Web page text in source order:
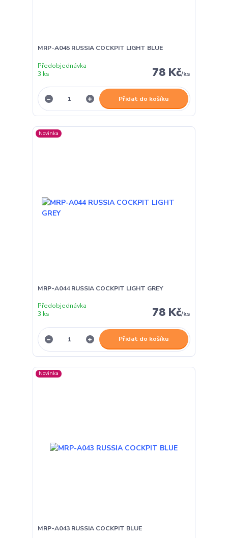
MRP-A045 RUSSIA COCKPIT LIGHT BLUE
78 Kč/ks
Předobjednávka
3 ks
Přidat do košíku
Novinka
MRP-A044 RUSSIA COCKPIT LIGHT GREY
78 Kč/ks
Předobjednávka
3 ks
Přidat do košíku
Novinka
MRP-A043 RUSSIA COCKPIT BLUE